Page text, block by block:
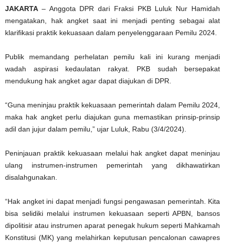
JAKARTA – Anggota DPR dari Fraksi PKB Luluk Nur Hamidah
mengatakan, hak angket saat ini menjadi penting sebagai alat
klarifikasi praktik kekuasaan dalam penyelenggaraan Pemilu 2024.
Publik memandang perhelatan pemilu kali ini kurang menjadi
wadah aspirasi kedaulatan rakyat. PKB sudah bersepakat
mendukung hak angket agar dapat diajukan di DPR.
“Guna meninjau praktik kekuasaan pemerintah dalam Pemilu 2024,
maka hak angket perlu diajukan guna memastikan prinsip-prinsip
adil dan jujur dalam pemilu,” ujar Luluk, Rabu (3/4/2024).
Peninjauan praktik kekuasaan melalui hak angket dapat meninjau
ulang instrumen-instrumen pemerintah yang dikhawatirkan
disalahgunakan.
“Hak angket ini dapat menjadi fungsi pengawasan pemerintah. Kita
bisa selidiki melalui instrumen kekuasaan seperti APBN, bansos
dipolitisir atau instrumen aparat penegak hukum seperti Mahkamah
Konstitusi (MK) yang melahirkan keputusan pencalonan cawapres